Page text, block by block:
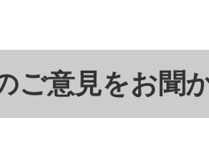
ご意見をお聞